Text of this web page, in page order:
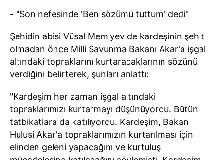
- "Son nefesinde 'Ben sözümü tuttum' dedi"
Şehidin abisi Vüsal Memiyev de kardeşinin şehit
olmadan önce Milli Savunma Bakanı Akar'a işgal
altındaki topraklarını kurtaracaklarının sözünü
verdiğini belirterek, şunları anlattı:
"Kardeşim her zaman işgal altındaki
topraklarımızı kurtarmayı düşünüyordu. Bütün
tatbikatlara da katılıyordu. Kardeşim, Bakan
Hulusi Akar'a topraklarımızın kurtarılması için
elinden geleni yapacağını ve kurtuluş